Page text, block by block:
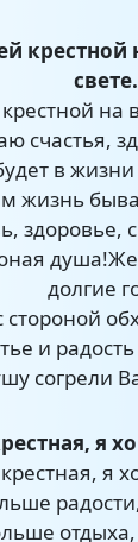
крестной
на
счастья,
в
жизнь
здоровье,
долгие
стороной
и
согрели
я
я